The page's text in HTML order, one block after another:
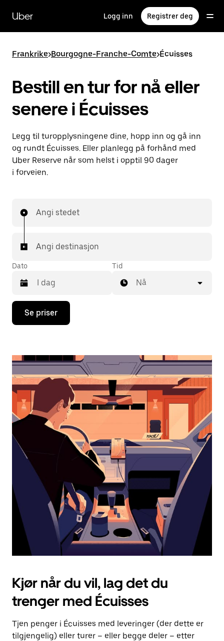
hovedinnholdet
Uber Logg inn Registrer deg
Frankrike>Bourgogne-Franche-Comte>Écuisses
Bestill en tur for nå eller
senere i Écuisses
Legg til turopplysningene dine, hopp inn og gå inn
og rundt Écuisses. Eller planlegg på forhånd med
Uber Reserve når som helst i opptil 90 dager
i forveien.
Angi stedet
Angi destinasjon
Dato
Trykk
piltast
åpne
og
velge
dato.
Trykk
på
Esc-
knappen
kalenderen.
Tid
Nå
Se priser
Kjør når du vil, lag det du
trenger med Écuisses
Tjen penger i Écuisses med leveringer (der dette er
tilgjengelig) eller turer – eller begge deler – etter